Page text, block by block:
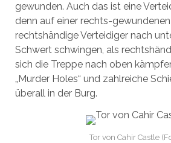
gewunden. Auch das ist eine
denn auf einer rechts-
rechtshändige Verteidiger nach
Schwert schwingen, als
sich die Treppe nach oben
„Murder Holes“ und zahlreiche
überall in der Burg.
Tor von Cahir Castle